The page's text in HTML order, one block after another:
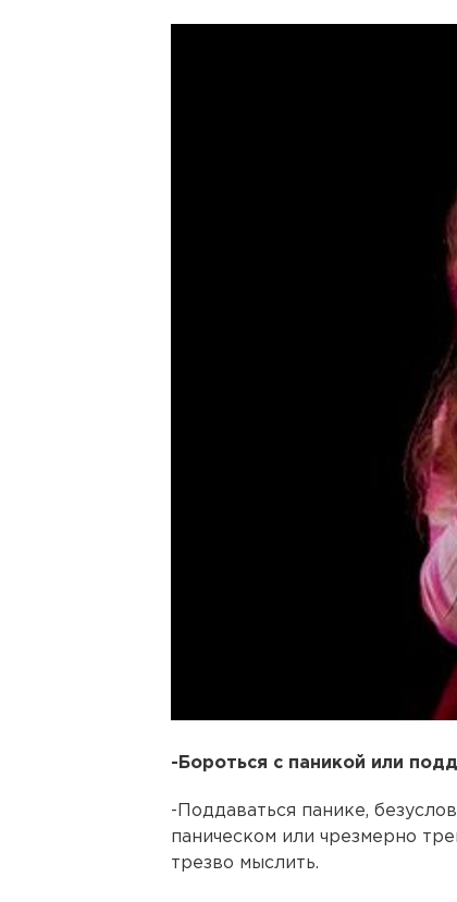
-Бороться с паникой или
-Поддаваться панике,
паническом или чрезмерно
трезво мыслить.